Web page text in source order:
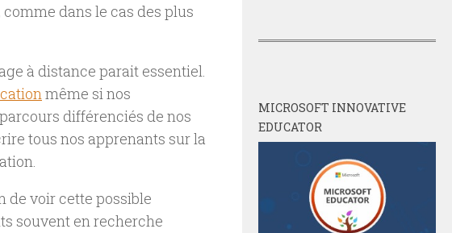
dans le cas des plus
à distance parait essentiel.
même si nos
différenciés de nos
tous nos apprenants sur la
de voir cette possible
souvent en recherche
MICROSOFT INNOVATIVE
EDUCATOR